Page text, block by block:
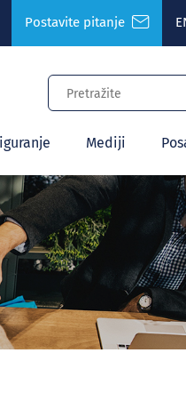
Postavite pitanje
Mediji